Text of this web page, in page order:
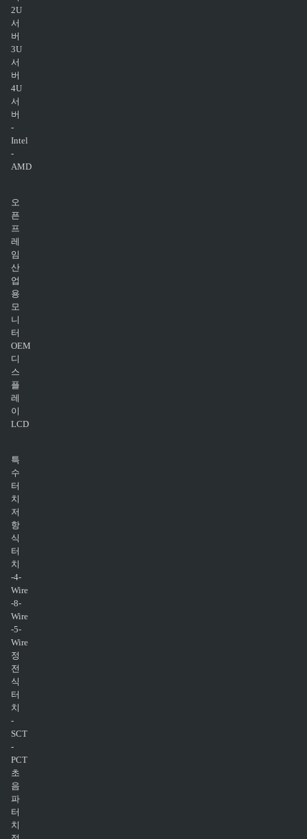
2U
서
버
3U
서
버
4U
서
버
-
Intel
-
AMD
오
픈
프
레
임
산
업
용
모
니
터
OEM
디
스
플
레
이
LCD
특
수
터
치
저
항
식
터
치
-4-
Wire
-8-
Wire
-5-
Wire
정
전
식
터
치
-
SCT
-
PCT
초
음
파
터
치